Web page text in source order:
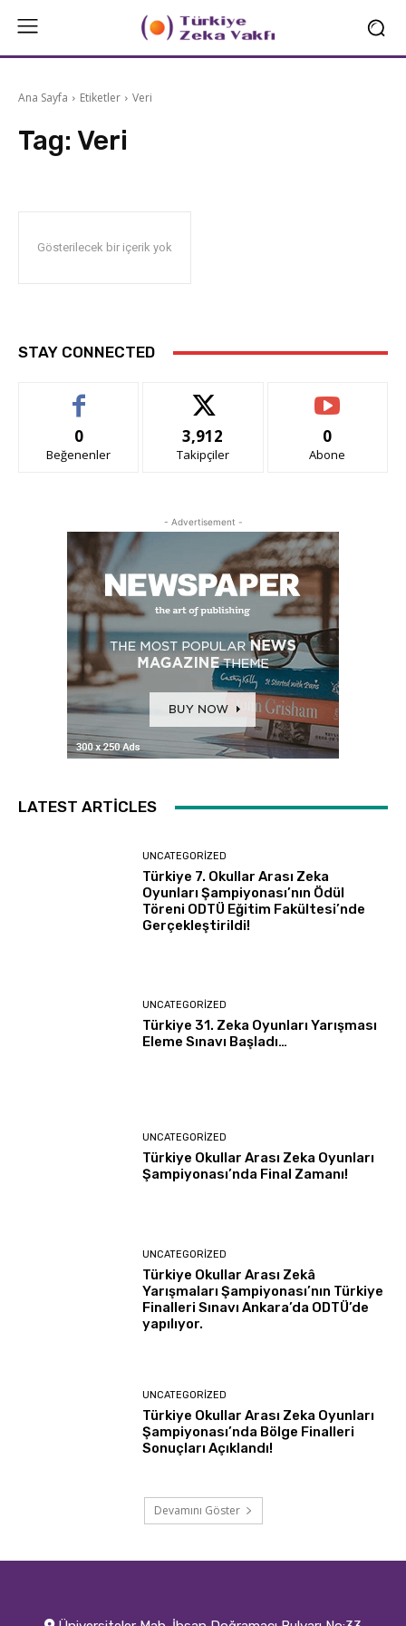
Ana Sayfa Etiketler Veri
Tag: Veri
Gösterilecek bir içerik yok
STAY CONNECTED
0
Beğenenler
3,912
Takipçiler
0
Abone
- Advertisement -
LATEST ARTICLES
UNCATEGORIZED
Türkiye 7. Okullar Arası Zeka
Oyunları Şampiyonası’nın Ödül
Töreni ODTÜ Eğitim Fakültesi’nde
Gerçekleştirildi!
UNCATEGORIZED
Türkiye 31. Zeka Oyunları Yarışması
Eleme Sınavı Başladı…
UNCATEGORIZED
Türkiye Okullar Arası Zeka Oyunları
Şampiyonası’nda Final Zamanı!
UNCATEGORIZED
Türkiye Okullar Arası Zekâ
Yarışmaları Şampiyonası’nın Türkiye
Finalleri Sınavı Ankara’da ODTÜ’de
yapılıyor.
UNCATEGORIZED
Türkiye Okullar Arası Zeka Oyunları
Şampiyonası’nda Bölge Finalleri
Sonuçları Açıklandı!
Devamını Göster